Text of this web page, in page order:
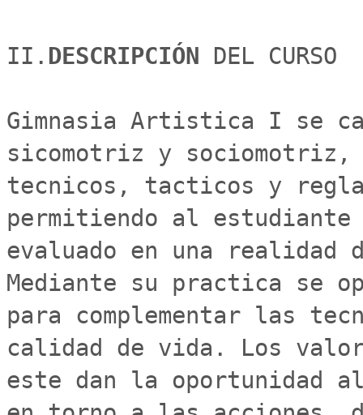
II. DESCRIPCIÓN DEL CURSO
Gimnasia Artistica I se
sicomotriz y sociomotriz,
tecnicos, tacticos y
permitiendo al
evaluado en una realidad
Mediante su practica se
para complementar las
calidad de vida. Los
este dan la oportunidad